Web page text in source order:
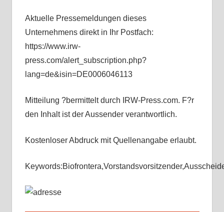
Aktuelle Pressemeldungen dieses
Unternehmens direkt in Ihr Postfach:
https://www.irw-
press.com/alert_subscription.php?
lang=de&isin=DE0006046113
Mitteilung ?bermittelt durch IRW-Press.com. F?r
den Inhalt ist der Aussender verantwortlich.
Kostenloser Abdruck mit Quellenangabe erlaubt.